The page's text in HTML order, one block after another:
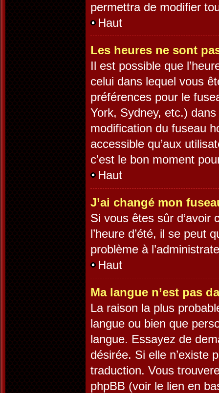
permettra de modifier
Haut
Les heures ne sont
Il est possible que
celui dans lequel vous
préférences pour le
York, Sydney, etc.)
modification du fuseau
accessible qu’aux
c’est le bon moment
Haut
J’ai changé mon
Si vous êtes sûr d’avoir
l’heure d’été, il se peut
problème à
Haut
Ma langue n’est pas
La raison la plus
langue ou bien que
langue. Essayez de
désirée. Si elle n’existe
traduction. Vous
phpBB (voir le lien en